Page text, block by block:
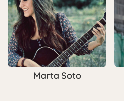
Marta Soto